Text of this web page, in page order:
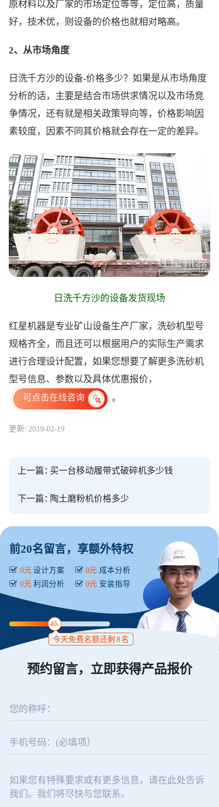
原材料以及厂家的市场定位等等，定位高，质量
好，技术优，则设备的价格也就相对略高。
2、从市场角度
日洗千方沙的设备-价格多少？如果是从市场角度
分析的话，主要是结合市场供求情况以及市场竞
争情况，还有就是相关政策导向等，价格影响因
素较度，因素不同其价格就会存在一定的差异。
日洗千方沙的设备发货现场
红星机器是专业矿山设备生产厂家，洗砂机型号
规格齐全，而且还可以根据用户的实际生产需求
进行合理设计配置，如果您想要了解更多洗砂机
型号信息、参数以及具体优惠报价，
可点击在线咨询 。
更新: 2019-02-19
上一篇：买一台移动履带式破碎机多少钱
下一篇：陶土磨粉机价格多少
前20名留言，享额外特权
0元 设计方案 0元 成本分析
0元 利润分析 0元 安装指导
40%
今天免费名额还剩 8名
预约留言，立即获得产品报价